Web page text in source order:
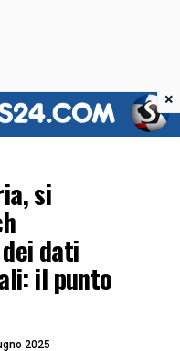
si
dati
il punto
2025
×